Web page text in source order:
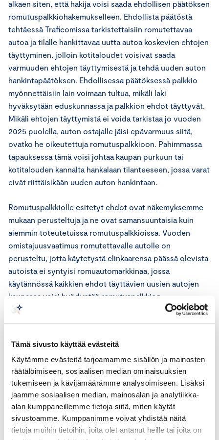
Tämä sivusto käyttää evästeitä
Käytämme evästeitä tarjoamamme sisällön ja mainosten
räätälöimiseen, sosiaalisen median ominaisuuksien
tukemiseen ja kävijämäärämme analysoimiseen. Lisäksi
jaamme sosiaalisen median, mainosalan ja analytiikka-
alan kumppaneillemme tietoja siitä, miten käytät
sivustoamme. Kumppanimme voivat yhdistää näitä
tietoja muihin tietoihin, joita olet antanut heille tai joita on
alkaen siten, että hakija voisi saada ehdollisen päätöksen
romutuspalkkiohakemukselleen. Ehdollista päätöstä
tehtäessä Traficomissa tarkistettaisiin romutettavaa
autoa ja tilalle hankittavaa uutta autoa koskevien ehtojen
täyttyminen, jolloin kotitaloudet voisivat saada
varmuuden ehtojen täyttymisestä ja tehdä uuden auton
hankintapäätöksen. Ehdollisessa päätöksessä palkkio
myönnettäisiin lain voimaan tultua, mikäli laki
hyväksytään eduskunnassa ja palkkion ehdot täyttyvät.
Mikäli ehtojen täyttymistä ei voida tarkistaa jo vuoden
2025 puolella, auton ostajalle jäisi epävarmuus siitä,
ovatko he oikeutettuja romutuspalkkioon. Pahimmassa
tapauksessa tämä voisi johtaa kaupan purkuun tai
kotitalouden kannalta hankalaan tilanteeseen, jossa varat
eivät riittäisikään uuden auton hankintaan.
Romutuspalkkiolle esitetyt ehdot ovat näkemyksemme
mukaan perusteltuja ja ne ovat samansuuntaisia kuin
aiemmin toteutetuissa romutuspalkkioissa. Vuoden
omistajuusvaatimus romutettavalle autolle on
perusteltu, jotta käytetystä elinkaarensa päässä olevista
autoista ei syntyisi romuautomarkkinaa, jossa
käytännössä kaikkien ehdot täyttävien uusien autojen
kaupassa voisi hyödyntää romutuspalkkion.
keskihinnaltaan edullisempia uusia autoja, sillä
vähäpäästöisten autojen hankintahinta on tyypillisesti
korkeampi kuin keskipäästöisten autojen. Sähköautojen
hankintaan on esitetty suurempaa romutuspalkkiota,
mikä on perusteltua, sillä kotitalouksien sähköautojen
hankintaan ei tällä hetkellä kohdistu hankintatukia, ja
uusien sähköautojen keskihinta on noin 1,5-kertainen
bensiiniautoihin verrattuna. Elinkaarensa päässä olevien